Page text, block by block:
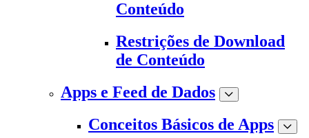
Conteúdo
Restrições de Download
de Conteúdo
Apps e Feed de Dados
Conceitos Básicos de Apps